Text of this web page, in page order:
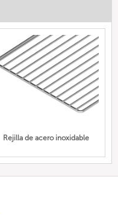
Rejilla de acero inoxidable